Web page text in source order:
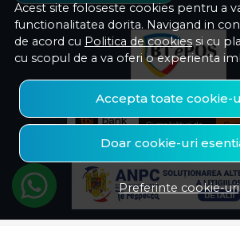
Acest site foloseste cookies pentru a
functionalitatea dorita. Navigand in
de acord cu Politica de cookies si cu
cu scopul de a va oferi o experienta
Accepta toate cookie-
Doar cookie-uri
Preferinte cookie-uri